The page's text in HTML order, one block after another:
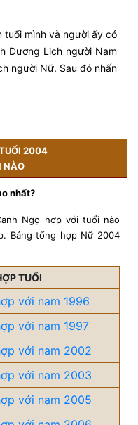
tuổi mình và người ấy có
Dương Lịch người Nam
người Nữ. Sau đó nhấn
2004
NÀO
nhất?
Ngọ hợp với tuổi nào
Bảng tổng hợp Nữ 2004
TUỔI
với nam 1996
với nam 1997
với nam 2002
với nam 2003
với nam 2005